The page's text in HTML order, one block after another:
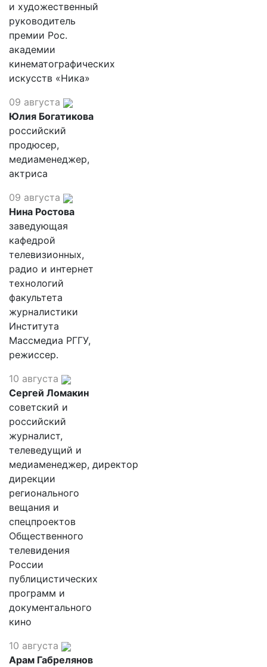
и художественный
руководитель
премии Рос.
академии
кинематографических
искусств «Ника»
09 августа
Юлия Богатикова
российский
продюсер,
медиаменеджер,
актриса
09 августа
Нина Ростова
заведующая
кафедрой
телевизионных,
радио и интернет
технологий
факультета
журналистики
Института
Массмедиа РГГУ,
режиссер.
10 августа
Сергей Ломакин
советский и
российский
журналист,
телеведущий и
медиаменеджер, директор
дирекции
регионального
вещания и
спецпроектов
Общественного
телевидения
России
публицистических
программ и
документального
кино
10 августа
Арам Габрелянов